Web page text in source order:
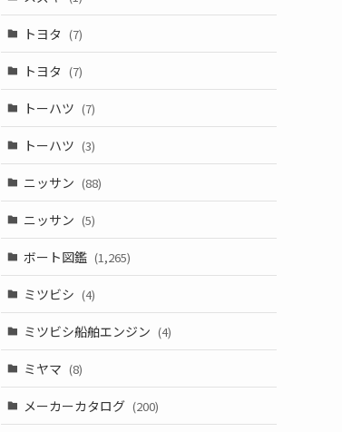
トヨタ (7)
トヨタ (7)
トーハツ (7)
トーハツ (3)
ニッサン (88)
ニッサン (5)
ボート図鑑 (1,265)
ミツビシ (4)
ミツビシ船舶エンジン (4)
ミヤマ (8)
メーカーカタログ (200)